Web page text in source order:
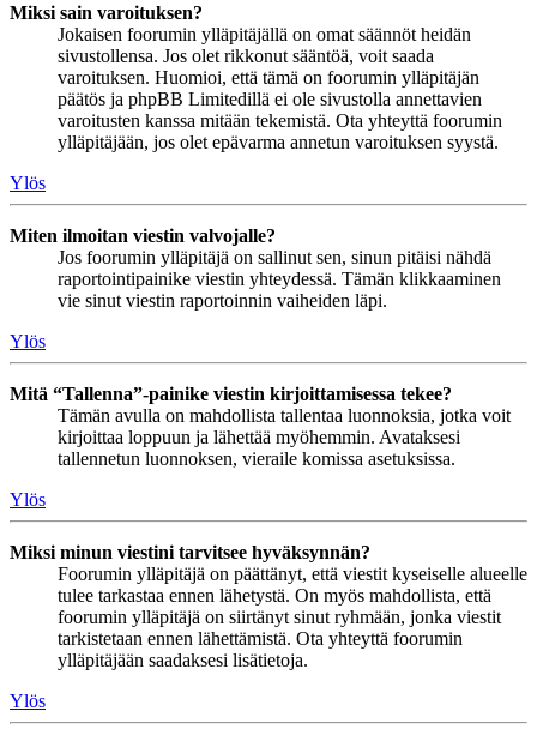
Miksi sain varoituksen?
Jokaisen foorumin ylläpitäjällä on omat säännöt heidän
sivustollensa. Jos olet rikkonut sääntöä, voit saada
varoituksen. Huomioi, että tämä on foorumin ylläpitäjän
päätös ja phpBB Limitedillä ei ole sivustolla annettavien
varoitusten kanssa mitään tekemistä. Ota yhteyttä foorumin
ylläpitäjään, jos olet epävarma annetun varoituksen syystä.
Ylös
Miten ilmoitan viestin valvojalle?
Jos foorumin ylläpitäjä on sallinut sen, sinun pitäisi nähdä
raportointipainike viestin yhteydessä. Tämän klikkaaminen
vie sinut viestin raportoinnin vaiheiden läpi.
Ylös
Mitä “Tallenna”-painike viestin kirjoittamisessa tekee?
Tämän avulla on mahdollista tallentaa luonnoksia, jotka voit
kirjoittaa loppuun ja lähettää myöhemmin. Avataksesi
tallennetun luonnoksen, vieraile komissa asetuksissa.
Ylös
Miksi minun viestini tarvitsee hyväksynnän?
Foorumin ylläpitäjä on päättänyt, että viestit kyseiselle alueelle
tulee tarkastaa ennen lähetystä. On myös mahdollista, että
foorumin ylläpitäjä on siirtänyt sinut ryhmään, jonka viestit
tarkistetaan ennen lähettämistä. Ota yhteyttä foorumin
ylläpitäjään saadaksesi lisätietoja.
Ylös